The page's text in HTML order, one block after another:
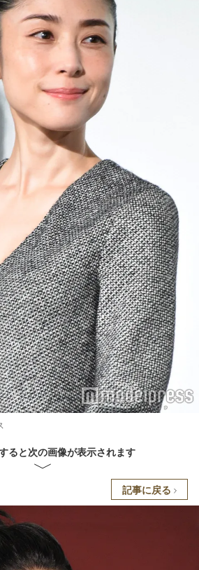
ると次の画像が表示されます
記事に戻る